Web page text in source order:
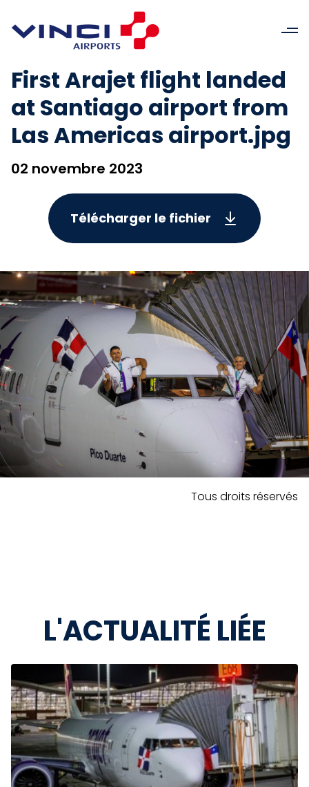
First Arajet flight landed
at Santiago airport from
Las Americas airport.jpg
02 novembre 2023
Télécharger le fichier
Tous droits réservés
L'ACTUALITÉ LIÉE